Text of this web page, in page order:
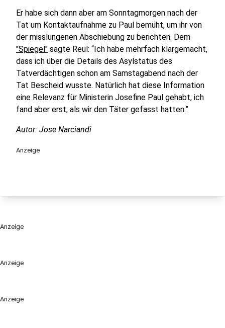
Anzeige
Anzeige
Er habe sich dann aber am Sonntagmorgen nach der
Tat um Kontaktaufnahme zu Paul bemüht, um ihr von
der misslungenen Abschiebung zu berichten. Dem
"Spiegel" sagte Reul: “Ich habe mehrfach klargemacht,
dass ich über die Details des Asylstatus des
Tatverdächtigen schon am Samstagabend nach der
Tat Bescheid wusste. Natürlich hat diese Information
eine Relevanz für Ministerin Josefine Paul gehabt, ich
fand aber erst, als wir den Täter gefasst hatten.”
Autor: Jose Narciandi
Anzeige
Anzeige